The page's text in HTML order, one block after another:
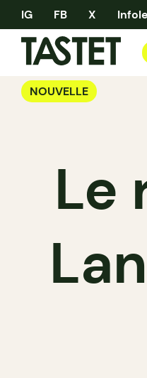
IG FB X
NOUVELLE
Le